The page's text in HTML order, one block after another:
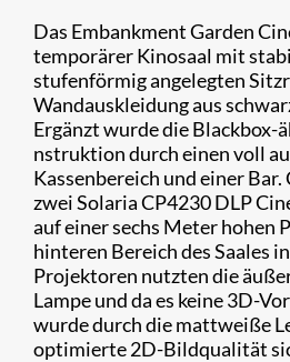
Das Embankment Garden
temporärer Kinosaal mit
stufenförmig angelegten
Wandauskleidung aus
Ergänzt wurde die Blackbox-
nstruktion durch einen voll
Kassenbereich und einer
zwei Solaria CP4230 DLP
auf einer sechs Meter hohen
hinteren Bereich des Saales
Projektoren nutzten die
Lampe und da es keine 3D-
wurde durch die mattweiße
optimierte 2D-Bildqualität